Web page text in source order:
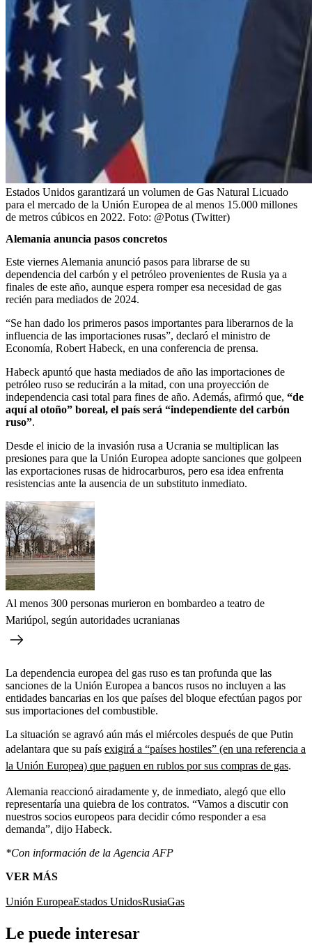
Estados Unidos garantizará un volumen de Gas Natural Licuado
para el mercado de la Unión Europea de al menos 15.000 millones
de metros cúbicos en 2022. Foto: @Potus (Twitter)
Alemania anuncia pasos concretos
Este viernes Alemania anunció pasos para librarse de su
dependencia del carbón y el petróleo provenientes de Rusia ya a
finales de este año, aunque espera romper esa necesidad de gas
recién para mediados de 2024.
“Se han dado los primeros pasos importantes para liberarnos de la
influencia de las importaciones rusas”, declaró el ministro de
Economía, Robert Habeck, en una conferencia de prensa.
Habeck apuntó que hasta mediados de año las importaciones de
petróleo ruso se reducirán a la mitad, con una proyección de
independencia casi total para fines de año. Además, afirmó que, “de
aquí al otoño” boreal, el país será “independiente del carbón
ruso”.
Desde el inicio de la invasión rusa a Ucrania se multiplican las
presiones para que la Unión Europea adopte sanciones que golpeen
las exportaciones rusas de hidrocarburos, pero esa idea enfrenta
resistencias ante la ausencia de un substituto inmediato.
Al menos 300 personas murieron en bombardeo a teatro de
Mariúpol, según autoridades ucranianas
La dependencia europea del gas ruso es tan profunda que las
sanciones de la Unión Europea a bancos rusos no incluyen a las
entidades bancarias en los que países del bloque efectúan pagos por
sus importaciones del combustible.
La situación se agravó aún más el miércoles después de que Putin
adelantara que su país exigirá a “países hostiles” (en una referencia a
la Unión Europea) que paguen en rublos por sus compras de gas.
Alemania reaccionó airadamente y, de inmediato, alegó que ello
representaría una quiebra de los contratos. “Vamos a discutir con
nuestros socios europeos para decidir cómo responder a esa
demanda”, dijo Habeck.
*Con información de la Agencia AFP
VER MÁS
Unión EuropeaEstados UnidosRusiaGas
Le puede interesar